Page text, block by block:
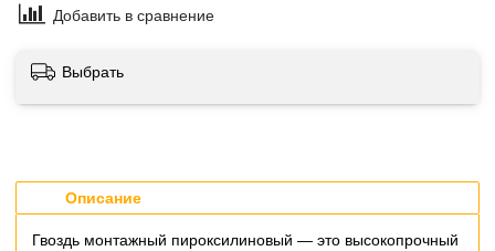
Добавить в сравнение
Выбрать
Описание
Гвоздь монтажный пироксилиновый — это высокопрочный